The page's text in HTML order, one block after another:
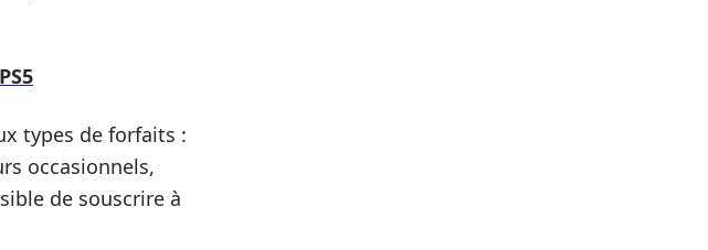
types de forfaits :
occasionnels,
de souscrire à